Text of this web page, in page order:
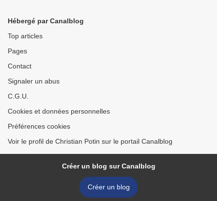
Hébergé par Canalblog
Top articles
Pages
Contact
Signaler un abus
C.G.U.
Cookies et données personnelles
Préférences cookies
Voir le profil de Christian Potin sur le portail Canalblog
Créer un blog sur Canalblog
Créer un blog